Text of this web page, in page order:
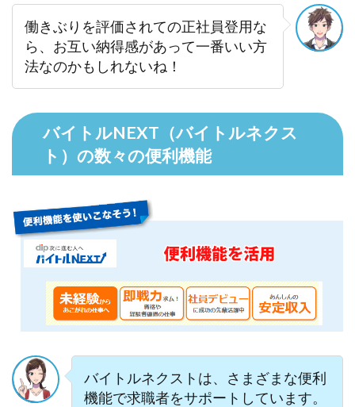
働きぶりを評価されての正社員登用な
ら、お互い納得感があって一番いい方
法なのかもしれないね！
バイトルNEXT（バイトルネクス
ト）の数々の便利機能
バイトルネクストは、さまざまな便利
機能で求職者をサポートしています。